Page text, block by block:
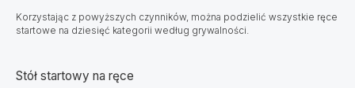
Korzystając z powyższych czynników, można podzielić wszystkie ręce
startowe na dziesięć kategorii według grywalności.
Stół startowy na ręce